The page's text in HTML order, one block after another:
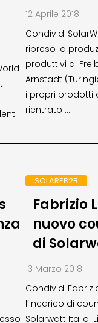
12 Aprile 2018
ripreso la
produttivi di
Arnstadt
i propri prodotti
rientrato …
SOLAREB2B
Fabrizio
nuovo
di
13 Marzo 2018
l’incarico di
Solarwatt Italia.